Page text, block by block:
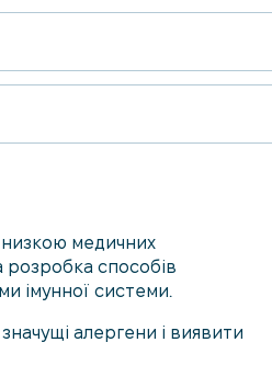
низкою медичних
розробка способів
імунної системи.
алергени і виявити